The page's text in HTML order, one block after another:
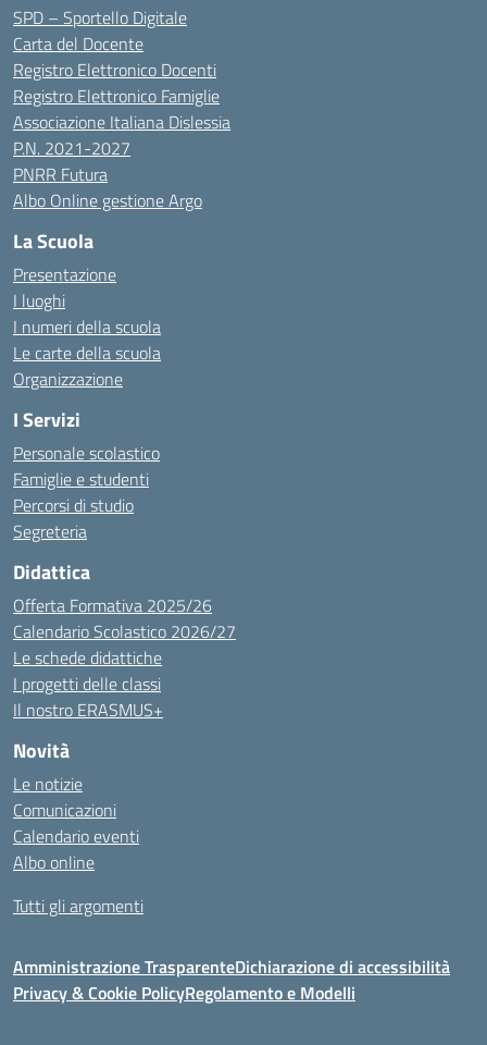
SPD – Sportello Digitale
Carta del Docente
Registro Elettronico Docenti
Registro Elettronico Famiglie
Associazione Italiana Dislessia
P.N. 2021-2027
PNRR Futura
Albo Online gestione Argo
La Scuola
Presentazione
I luoghi
I numeri della scuola
Le carte della scuola
Organizzazione
I Servizi
Personale scolastico
Famiglie e studenti
Percorsi di studio
Segreteria
Didattica
Offerta Formativa 2025/26
Calendario Scolastico 2026/27
Le schede didattiche
I progetti delle classi
Il nostro ERASMUS+
Novità
Le notizie
Comunicazioni
Calendario eventi
Albo online
Tutti gli argomenti
Amministrazione TrasparenteDichiarazione di accessibilità
Privacy & Cookie PolicyRegolamento e Modelli